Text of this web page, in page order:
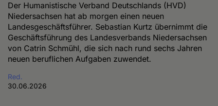
Der Humanistische Verband Deutschlands (HVD)
Niedersachsen hat ab morgen einen neuen
Landesgeschäftsführer. Sebastian Kurtz übernimmt die
Geschäftsführung des Landesverbands Niedersachsen
von Catrin Schmühl, die sich nach rund sechs Jahren
neuen beruflichen Aufgaben zuwendet.
Red.
30.06.2026